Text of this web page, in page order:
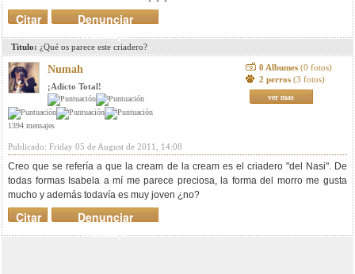
Denunciar
mensaje
Citar
Titulo: ¿Qué os parece este criadero?
Numah
¡Adicto Total!
1394 mensajes
0 Albumes (0 fotos)
2 perros (3 fotos)
ver mas
Publicado: Friday 05 de August de 2011, 14:08
Creo que se refería a que la cream de la cream es el criadero "del Nasi". De
todas formas Isabela a mí me parece preciosa, la forma del morro me gusta
mucho y además todavía es muy joven ¿no?
Denunciar
mensaje
Citar